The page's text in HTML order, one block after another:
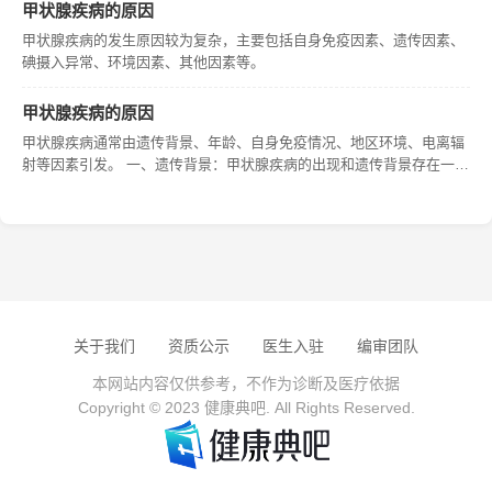
甲状腺疾病的原因
甲状腺疾病的发生原因较为复杂，主要包括自身免疫因素、遗传因素、
碘摄入异常、环境因素、其他因素等。
甲状腺疾病的原因
甲状腺疾病通常由遗传背景、年龄、自身免疫情况、地区环境、电离辐
射等因素引发。 一、遗传背景：甲状腺疾病的出现和遗传背景存在一定
关于我们 资质公示 医生入驻 编审团队
本网站内容仅供参考，不作为诊断及医疗依据
Copyright © 2023 健康典吧. All Rights Reserved.